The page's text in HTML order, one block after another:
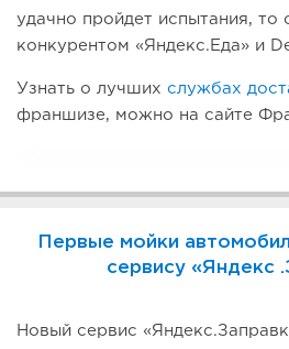
удачно пройдет испытания, то
конкурентом «Яндекс.Еда» и
Узнать о лучших службах
франшизе, можно на сайте
Первые мойки
сервису «Яндекс
Новый сервис